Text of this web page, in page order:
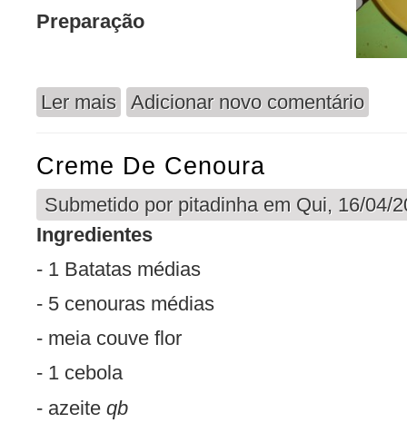
Preparação
Ler mais acerca de Canjinha de Letrinhas (vegan)
Adicionar novo comentário
Creme De Cenoura
Submetido por pitadinha em Qui, 16/04/
Ingredientes
- 1 Batatas médias
- 5 cenouras médias
- meia couve flor
- 1 cebola
- azeite qb